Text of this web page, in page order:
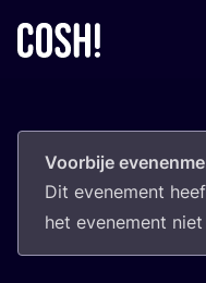
Voorbije
Dit eve­ne­ment
het eve­ne­ment